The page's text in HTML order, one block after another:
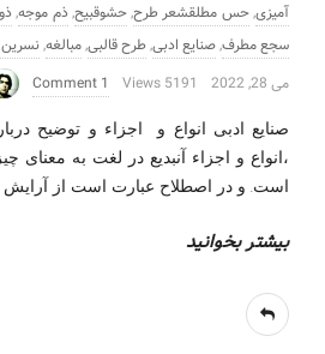
آمیزی,حس مطلقشعر طرح,حشوقبیح,ذم موجه,
سجع مطرف,صنایع ادبی,طرح قالبی,مبالغه,نسرین
می 28, 2022
5191 Views
1 Comment
صنایع ادبی انواع و اجزاء و توضیح
،انواع و اجزاء آنبدیع در لغت به معنای
است. و در اصطلاح عبارت است از آرایش
بیشتر بخوانید